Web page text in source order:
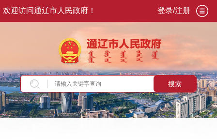
欢迎访问通辽市人民政府！ 登录/注册
搜索